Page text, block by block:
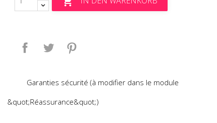
Teilen Tweet
Garanties sécurité (à modifier dans le module
&quot;Réassurance&quot;)